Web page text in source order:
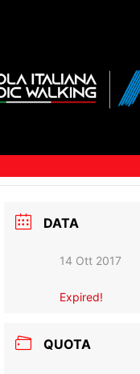
DATA
14 Ott 2017
Expired!
QUOTA